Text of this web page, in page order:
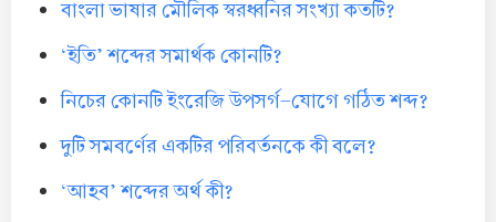
বাংলা ভাষার মৌলিক স্বরধ্বনির সংখ্যা কতটি?
‘ইতি’ শব্দের সমার্থক কোনটি?
নিচের কোনটি ইংরেজি উপসর্গ-যোগে গঠিত শব্দ?
দুটি সমবর্ণের একটির পরিবর্তনকে কী বলে?
‘আহব’ শব্দের অর্থ কী?